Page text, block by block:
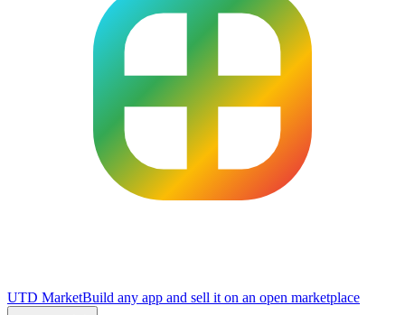
UTD MarketBuild any app and sell it on an open marketplace